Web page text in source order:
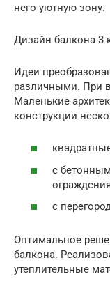
него уютную зону.
Дизайн балкона 3
Идеи
различными. При
Маленькие
конструкции
с
с
Оптимальное
балкона.
утеплительные